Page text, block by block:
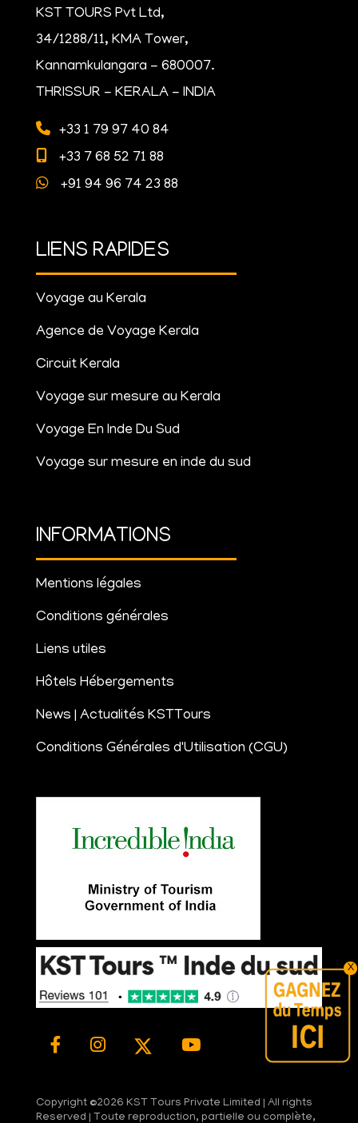
X
KST TOURS Pvt Ltd,
34/1288/11, KMA Tower,
Kannamkulangara - 680007.
THRISSUR - KERALA - INDIA
+33 1 79 97 40 84
+33 7 68 52 71 88
+91 94 96 74 23 88
LIENS RAPIDES
Voyage au Kerala
Agence de Voyage Kerala
Circuit Kerala
Voyage sur mesure au Kerala
Voyage En Inde Du Sud
Voyage sur mesure en inde du sud
INFORMATIONS
Mentions légales
Conditions générales
Liens utiles
Hôtels Hébergements
News | Actualités KSTTours
Conditions Générales d'Utilisation (CGU)
Copyright ©2026 KST Tours Private Limited | All rights
Reserved | Toute reproduction, partielle ou complète,